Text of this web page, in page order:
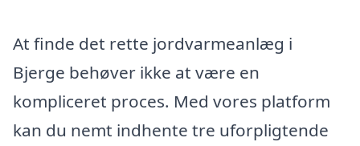
At finde det rette jordvarmeanlæg i
Bjerge behøver ikke at være en
kompliceret proces. Med vores platform
kan du nemt indhente tre uforpligtende